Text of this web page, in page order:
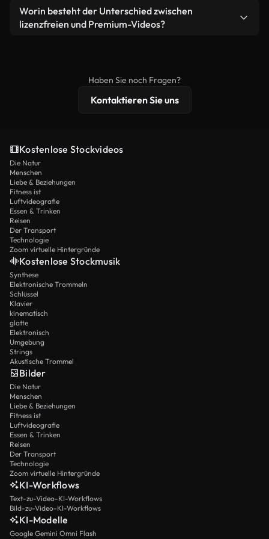
weiterverbreiten.
Videomaterial.
Ja. Sie dürfen unsere Videos gerne kürzen,
bearbeiten oder neu zusammenstellen. Achten Sie
Worin besteht der Unterschied zwischen
lizenzfreien und Premium-Videos?
erweiterten Lizenzschutz bieten.
Haben Sie noch Fragen?
Kontaktieren Sie uns
Kostenlose Stockvideos
Die Natur
Menschen
Liebe & Beziehungen
Fitness ist
Luftvideografie
Essen & Trinken
Reisen
Der Transport
Technologie
Zoom virtuelle Hintergründe
Kostenlose Stockmusik
Synthese
Elektronische Trommeln
Schlüssel
Klavier
kinematisch
glatte
Elektronisch
Umgebung
Strings
Akustische Trommel
Bilder
Die Natur
Menschen
Liebe & Beziehungen
Fitness ist
Luftvideografie
Essen & Trinken
Reisen
Der Transport
Technologie
Zoom virtuelle Hintergründe
KI-Workflows
Text-zu-Video-KI-Workflows
Bild-zu-Video-KI-Workflows
KI-Modelle
Google Gemini Omni Flash